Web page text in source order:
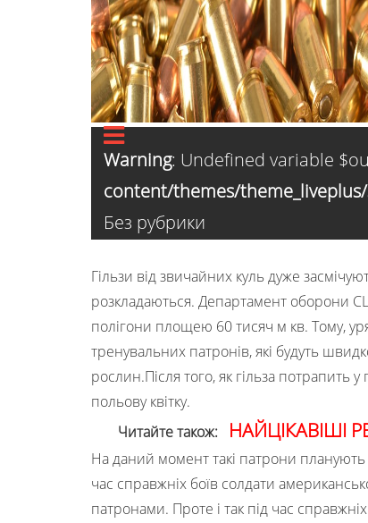
Warning: Undefined variable
content/themes/
Без рубрики
Гільзи від звичайних куль дуже
розкладаються. Департамент оборони
полігони площею 60 тисяч м кв. Тому,
тренувальних патронів, які будуть
рослин.Після того, як гільза
польову квітку.
Читайте також:
НАЙЦІКАВІШІ
На даний момент такі патрони
час справжніх боїв солдати
патронами. Проте і так під час